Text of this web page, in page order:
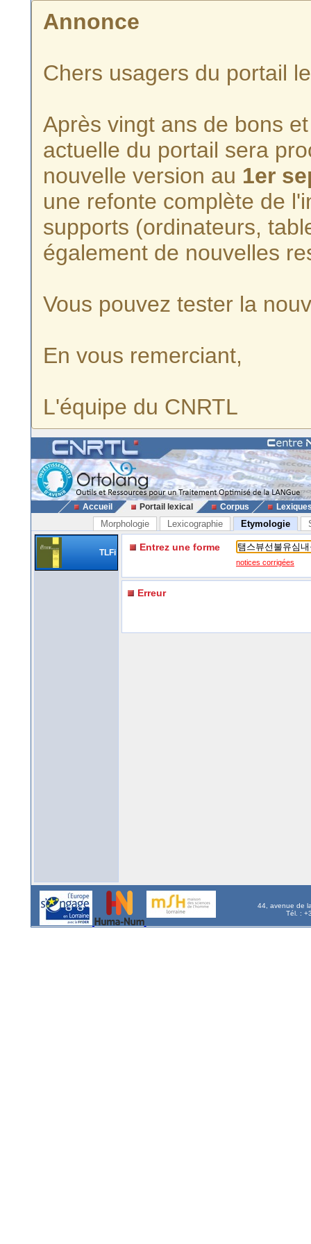
Annonce
Chers usagers du portail
Après vingt ans de bons
actuelle du portail sera
nouvelle version au 1er
une refonte complète de
supports (ordinateurs,
également de nouvelles
Vous pouvez tester la
En vous remerciant,
L'équipe du CNRTL
Accueil Portail lexical Corpus
Morphologie Lexicographie Etymologie
TLFi Entrez une forme
notices corrigées
Erreur
44, avenue de
Tél. :